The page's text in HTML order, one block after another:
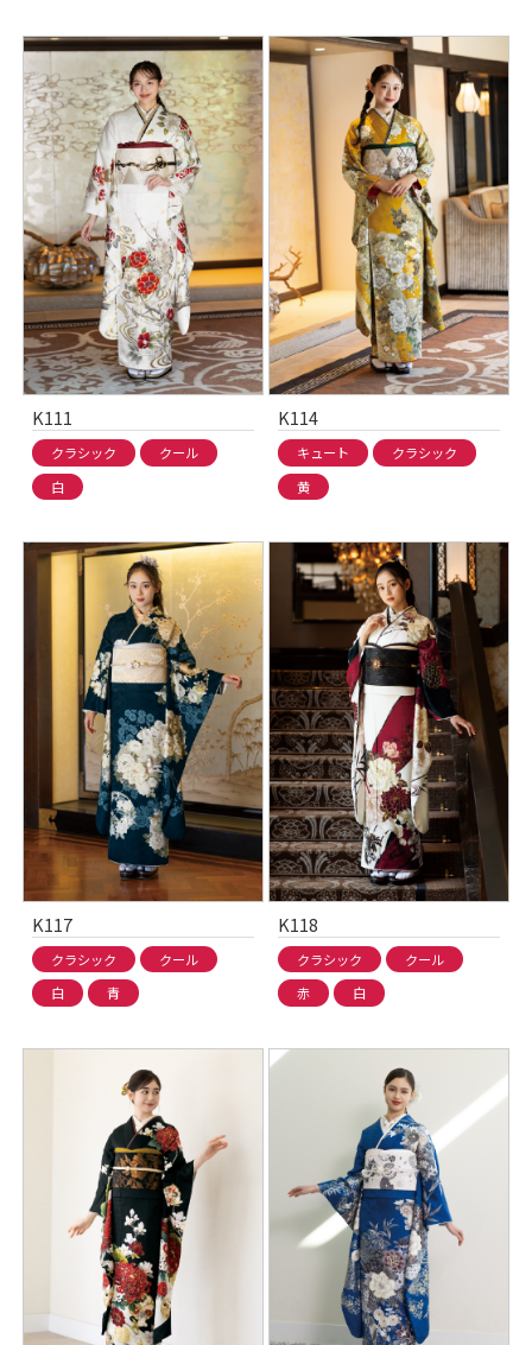
K111
クラシック
クール
白
K114
キュート
クラシック
黄
K117
クラシック
クール
白
青
K118
クラシック
クール
赤
白